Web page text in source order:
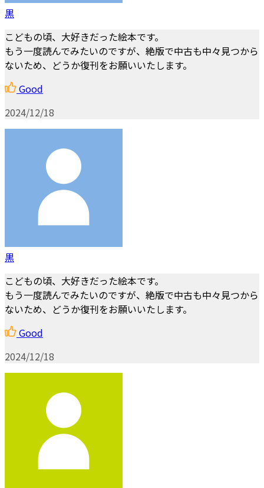
黒
こどもの頃、大好きだった絵本です。
もう一度読んでみたいのですが、絶版で中古も中々見つから
ないため、どうか復刊をお願いいたします。
Good
2024/12/18
黒
こどもの頃、大好きだった絵本です。
もう一度読んでみたいのですが、絶版で中古も中々見つから
ないため、どうか復刊をお願いいたします。
Good
2024/12/18